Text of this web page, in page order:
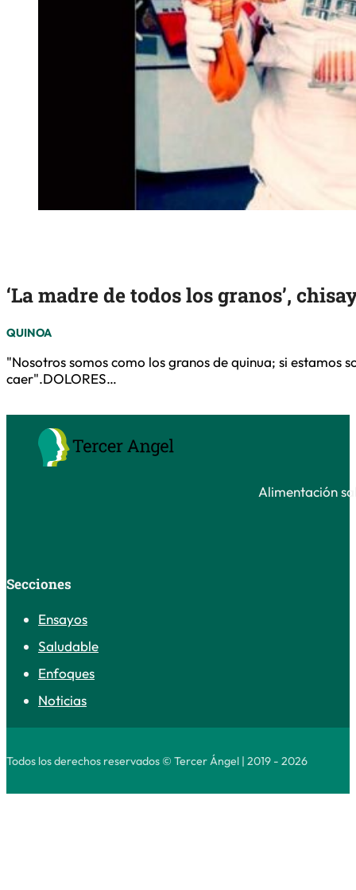
‘La madre de todos los granos’,
QUINOA
"Nosotros somos como los granos de quinua; si estamos
caer".DOLORES…
Alimentación
Secciones
Ensayos
Saludable
Enfoques
Noticias
Todos los derechos reservados © Tercer Ángel | 2019 - 2026